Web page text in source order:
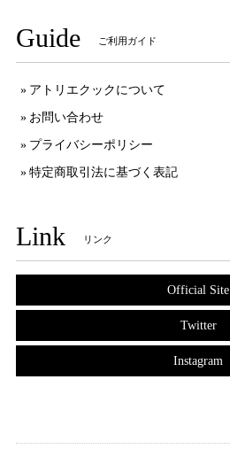
Guide ご利用ガイド
アトリエクックについて
お問い合わせ
プライバシーポリシー
特定商取引法に基づく表記
Link リンク
Official Site
Twitter
Instagram